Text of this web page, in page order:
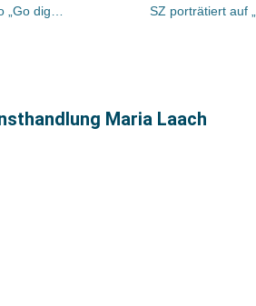
SZ porträtiert auf
Maria Laach